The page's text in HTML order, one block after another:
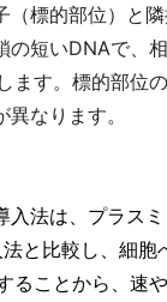
（標的部位）と
の短いDNAで、
ます。標的部位
なります。
入法は、プラス
と比較し、細胞
ることから、速